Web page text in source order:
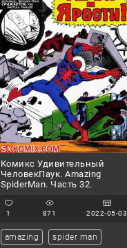
Комикс Удивительный
ЧеловекПаук. Amazing
SpiderMan. Часть 32.
1 871 2022-05-03
amazing spider man